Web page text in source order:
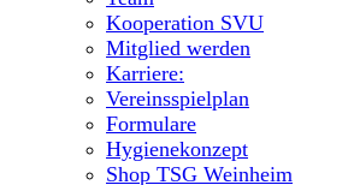
Kooperation SVU
Mitglied werden
Karriere:
Vereinsspielplan
Formulare
Hygienekonzept
Shop TSG Weinheim